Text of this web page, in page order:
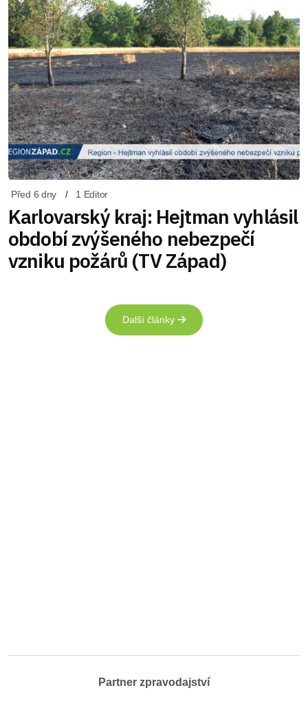
Před 6 dny 1 Editor
Karlovarský kraj: Hejtman vyhlásil
období zvýšeného nebezpečí
vzniku požárů (TV Západ)
Další články
Partner zpravodajství